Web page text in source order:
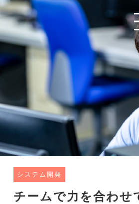
システム開発
チームで力を合わせ